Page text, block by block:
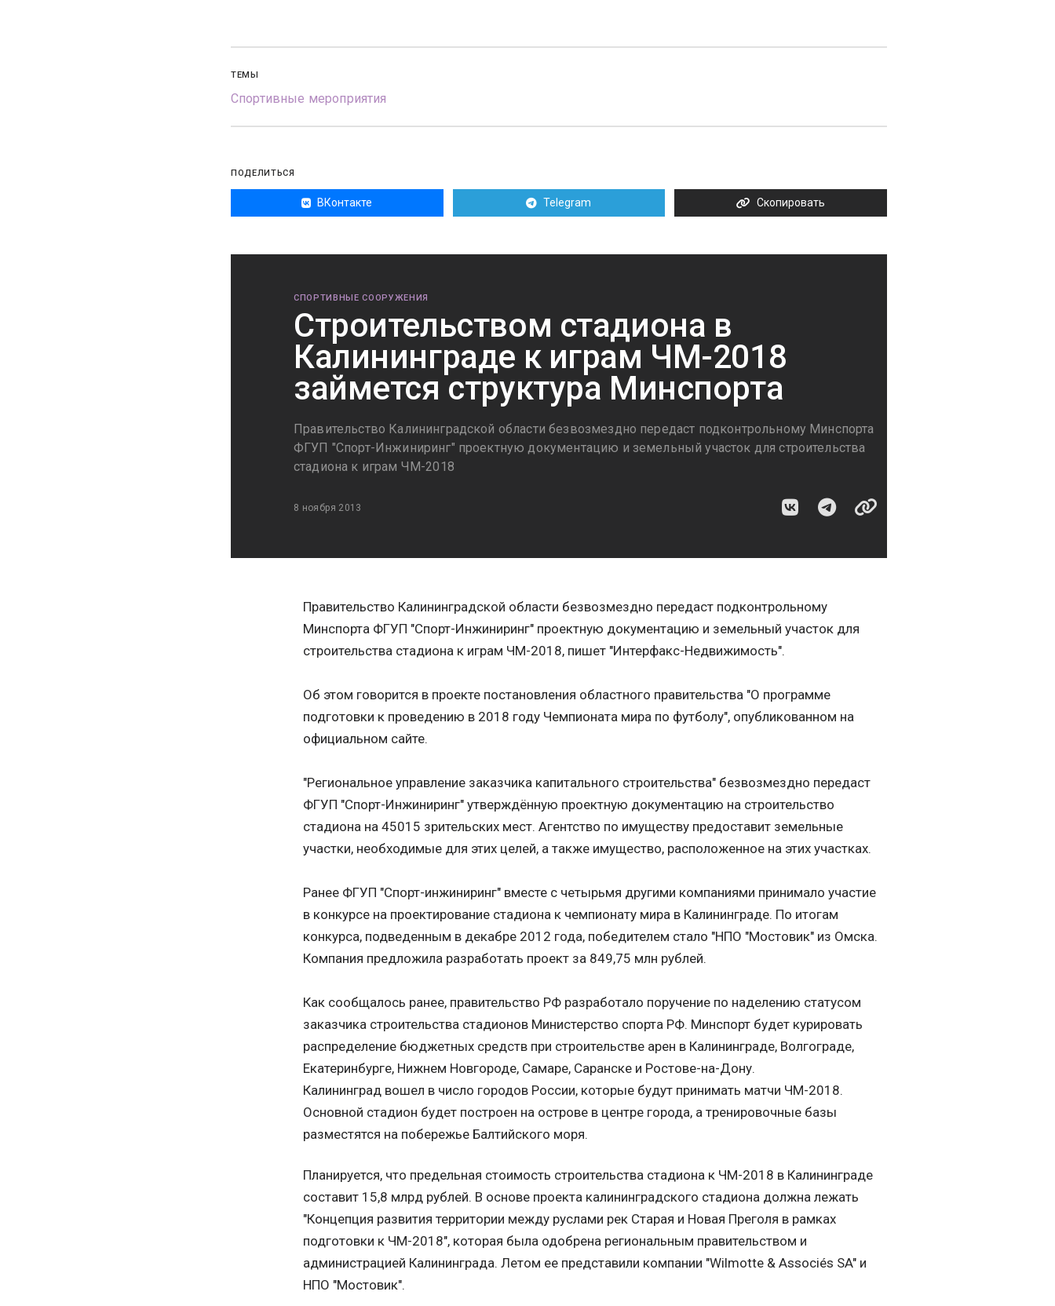
ТЕМЫ
Спортивные мероприятия
ПОДЕЛИТЬСЯ
ВКонтакте Telegram Скопировать
СПОРТИВНЫЕ СООРУЖЕНИЯ
Строительством стадиона в
Калининграде к играм ЧМ-2018
займется структура Минспорта
Правительство Калининградской области безвозмездно передаст подконтрольному Минспорта
ФГУП "Спорт-Инжиниринг" проектную документацию и земельный участок для строительства
стадиона к играм ЧМ-2018
8 ноября 2013
Правительство Калининградской области безвозмездно передаст подконтрольному
Минспорта ФГУП "Спорт-Инжиниринг" проектную документацию и земельный участок для
строительства стадиона к играм ЧМ-2018, пишет "Интерфакс-Недвижимость".
Об этом говорится в проекте постановления областного правительства "О программе
подготовки к проведению в 2018 году Чемпионата мира по футболу", опубликованном на
официальном сайте.
"Региональное управление заказчика капитального строительства" безвозмездно передаст
ФГУП "Спорт-Инжиниринг" утверждённую проектную документацию на строительство
стадиона на 45015 зрительских мест. Агентство по имуществу предоставит земельные
участки, необходимые для этих целей, а также имущество, расположенное на этих участках.
Ранее ФГУП "Спорт-инжиниринг" вместе с четырьмя другими компаниями принимало участие
в конкурсе на проектирование стадиона к чемпионату мира в Калининграде. По итогам
конкурса, подведенным в декабре 2012 года, победителем стало "НПО "Мостовик" из Омска.
Компания предложила разработать проект за 849,75 млн рублей.
Как сообщалось ранее, правительство РФ разработало поручение по наделению статусом
заказчика строительства стадионов Министерство спорта РФ. Минспорт будет курировать
распределение бюджетных средств при строительстве арен в Калининграде, Волгограде,
Екатеринбурге, Нижнем Новгороде, Самаре, Саранске и Ростове-на-Дону.
Калининград вошел в число городов России, которые будут принимать матчи ЧМ-2018.
Основной стадион будет построен на острове в центре города, а тренировочные базы
разместятся на побережье Балтийского моря.
Планируется, что предельная стоимость строительства стадиона к ЧМ-2018 в Калининграде
составит 15,8 млрд рублей. В основе проекта калининградского стадиона должна лежать
"Концепция развития территории между руслами рек Старая и Новая Преголя в рамках
подготовки к ЧМ-2018", которая была одобрена региональным правительством и
администрацией Калининграда. Летом ее представили компании "Wilmotte & Associés SA" и
НПО "Мостовик".